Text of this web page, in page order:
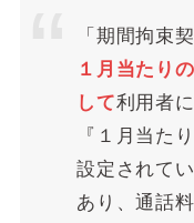
「期間拘束
１月当たり
して利用者
『１月当た
設定されて
あり、通話